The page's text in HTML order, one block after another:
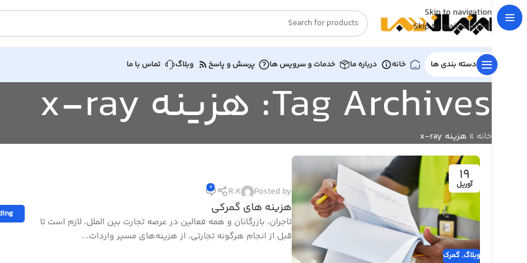
Skip to navigation
Skip to main content
دسته بندی ها خانه درباره ما خدمات و سرویس ها پرسش و پاسخ وبلاگ تماس با ما
Tag Archives: هزینه x-ray
خانه » هزینه x-ray
19
آوریل
وبلاگ,گمرک
Posted by
R.K
0
هزینه های گمرکی
تاجران، بازرگانان و همه فعالین در عرصه تجارت بین الملل، لازم است تا
قبل از انجام هرگونه تجارتی، از هزینه‌های مسیر واردات...